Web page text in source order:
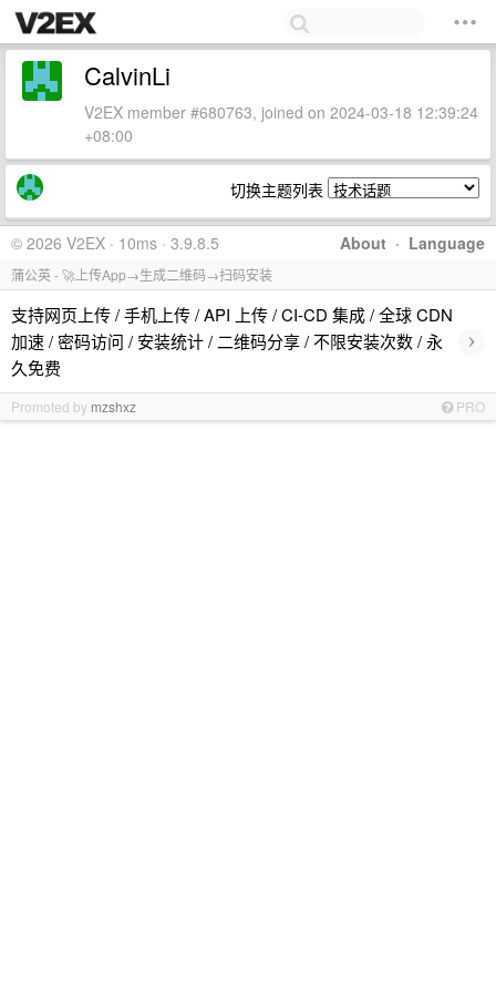
CalvinLi
V2EX member #680763, joined on 2024-03-18 12:39:24
+08:00
切换主题列表
About · Language
© 2026 V2EX · 10ms · 3.9.8.5
蒲公英 - 🚀上传App→生成二维码→扫码安装
支持网页上传 / 手机上传 / API 上传 / CI-CD 集成 / 全球 CDN
加速 / 密码访问 / 安装统计 / 二维码分享 / 不限安装次数 / 永
久免费
›
Promoted by mzshxz PRO